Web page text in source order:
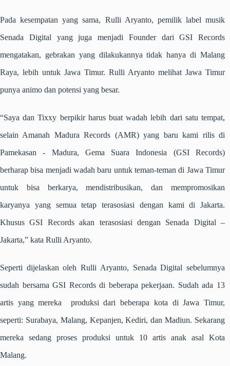
Pada kesempatan yang sama, Rulli Aryanto, pemilik label musik
Senada Digital yang juga menjadi Founder dari GSI Records
mengatakan, gebrakan yang dilakukannya tidak hanya di Malang
Raya, lebih untuk Jawa Timur. Rulli Aryanto melihat Jawa Timur
punya animo dan potensi yang besar.
“Saya dan Tixxy berpikir harus buat wadah lebih dari satu tempat,
selain Amanah Madura Records (AMR) yang baru kami rilis di
Pamekasan - Madura, Gema Suara Indonesia (GSI Records)
berharap bisa menjadi wadah baru untuk teman-teman di Jawa Timur
untuk bisa berkarya, mendistribusikan, dan mempromosikan
karyanya yang semua tetap terasosiasi dengan kami di Jakarta.
Khusus GSI Records akan terasosiasi dengan Senada Digital –
Jakarta,” kata Rulli Aryanto.
Seperti dijelaskan oleh Rulli Aryanto, Senada Digital sebelumnya
sudah bersama GSI Records di beberapa pekerjaan. Sudah ada 13
artis yang mereka produksi dari beberapa kota di Jawa Timur,
seperti: Surabaya, Malang, Kepanjen, Kediri, dan Madiun. Sekarang
mereka sedang proses produksi untuk 10 artis anak asal Kota
Malang.